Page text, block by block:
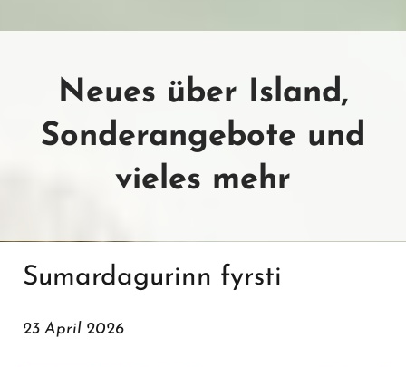
Neues über Island,
Sonderangebote und
vieles mehr
Sumardagurinn fyrsti
23 April 2026